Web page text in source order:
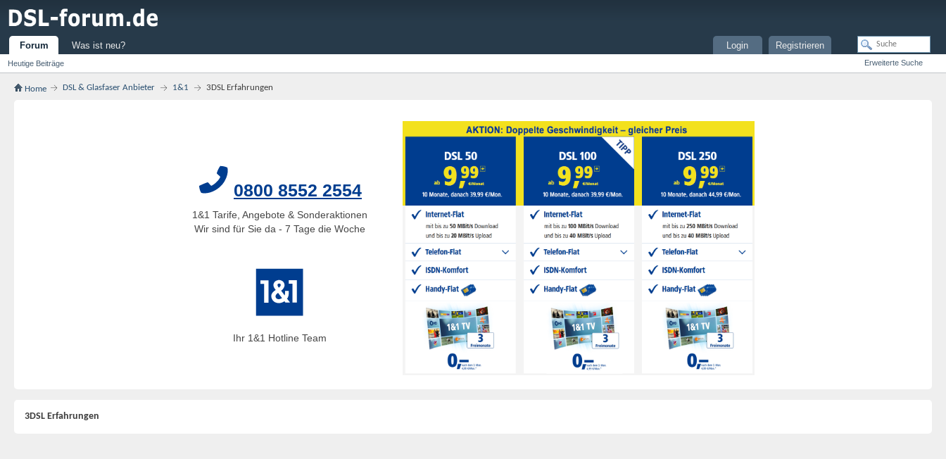
Forum
Heutige Beiträge
Was ist neu? Registrieren
Login
Erweiterte Suche
Home DSL & Glasfaser Anbieter 1&1 3DSL Erfahrungen
0800 8552 2554
1&1 Tarife, Angebote & Sonderaktionen
Wir sind für Sie da - 7 Tage die Woche
Ihr 1&1 Hotline Team
3DSL Erfahrungen